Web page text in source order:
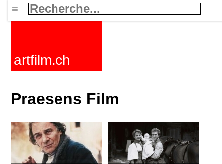
≡
artfilm.ch
Praesens Film